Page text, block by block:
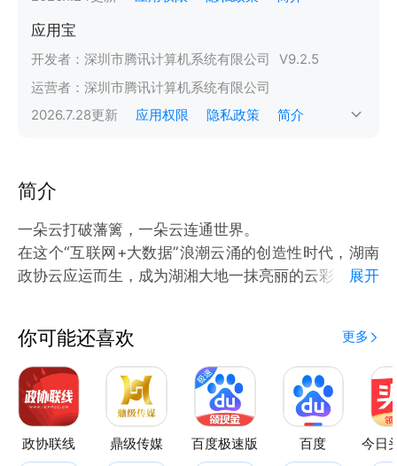
应用宝
开发者： 深圳市腾讯计算机系统有限公司 V9.2.5
运营者： 深圳市腾讯计算机系统有限公司
2026.7.28更新 应用权限 隐私政策 简介
简介
一朵云打破藩篱，一朵云连通世界。
在这个“互联网+大数据”浪潮云涌的创造性时代，湖南
政协云应运而生，成为湖湘大地一抹亮丽的云彩。
学习培训、民主监督、重点专项工作、远程协商、大厅
展示、综合服务助手客户端、政协门户网站、互联展示
数据接口等12个管理系统，形成全方位覆盖的履职流
程、全环节管理的履职链条、全天候参与的履职载体，
打造“不落幕的政协会议”平台。
展开
你可能还喜欢 更多
政协联线 鼎级传媒 百度极速版 百度